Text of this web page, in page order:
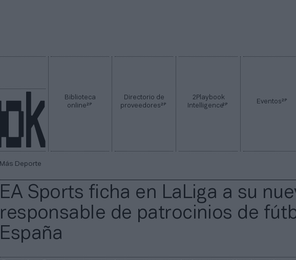
Biblioteca
online2P
Directorio de
proveedores2P
2Playbook
Intelligence2P Eventos2P
Más Deporte
EA Sports ficha en LaLiga a su
responsable de patrocinios de
España